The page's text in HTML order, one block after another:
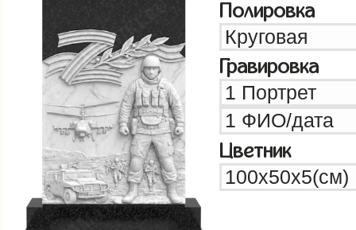
Полировка
Гравировка
Цветник